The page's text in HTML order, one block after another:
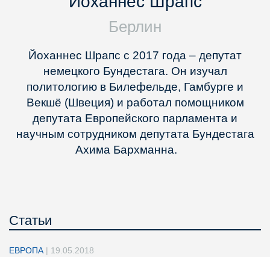
Берлин
Йоханнес Шрапс с 2017 года – депутат
немецкого Бундестага. Он изучал
политологию в Билефельде, Гамбурге и
Векшё (Швеция) и работал помощником
депутата Европейского парламента и
научным сотрудником депутата Бундестага
Ахима Бархманна.
Статьи
ЕВРОПА | 19.05.2018